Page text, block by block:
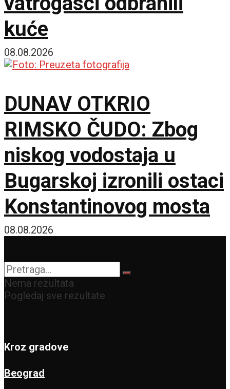
kuće
08.08.2026
DUNAV OTKRIO
RIMSKO ČUDO: Zbog
niskog vodostaja u
Bugarskoj izronili ostaci
Konstantinovog mosta
08.08.2026
Nema rezultata
Pogledaj sve rezultate
Kroz gradove
Beograd